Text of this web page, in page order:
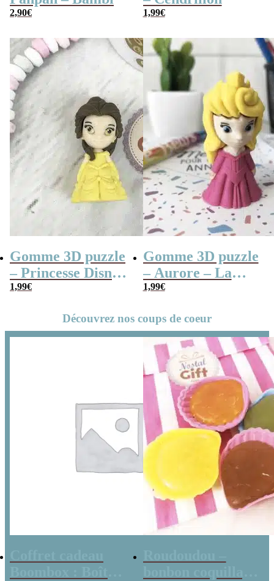
2,90€ 1,99€
Gomme 3D puzzle
– Princesse Disney
– La belle et la
1,99€
Gomme 3D puzzle
– Aurore – La
belle au bois
1,99€
Découvrez nos coups de coeur